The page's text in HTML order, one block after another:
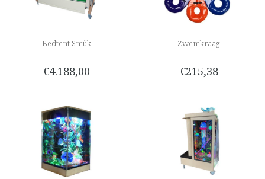
Bedtent Smûk
€4.188,00
Zwemkraag
€215,38